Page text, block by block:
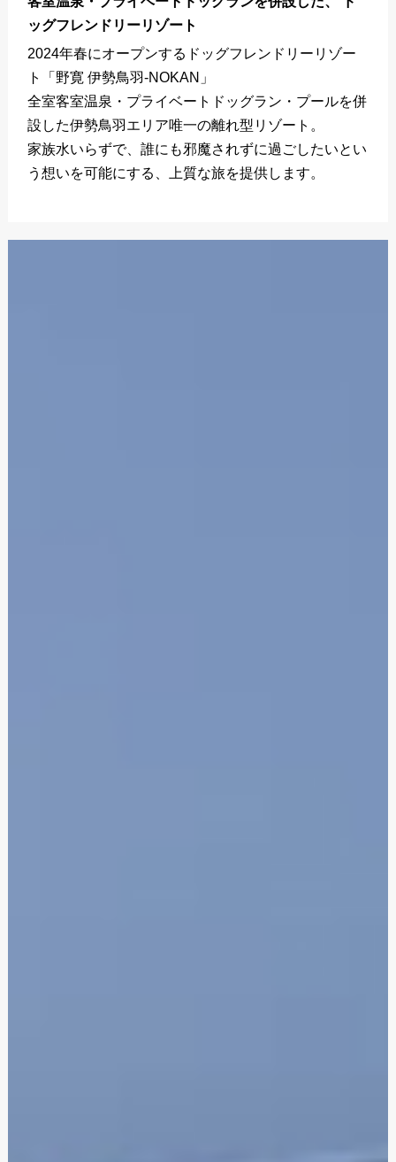
ッグフレンドリーリゾート
2024年春にオープンするドッグフレンドリーリゾー
ト「野寛 伊勢鳥羽-NOKAN」
全室客室温泉・プライベートドッグラン・プールを併
設した伊勢鳥羽エリア唯一の離れ型リゾート。
家族水いらずで、誰にも邪魔されずに過ごしたいとい
う想いを可能にする、上質な旅を提供します。